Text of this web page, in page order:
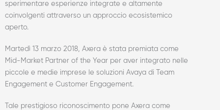
sperimentare esperienze integrate e altamente
coinvolgenti attraverso un approccio ecosistemico
aperto.
Martedì 13 marzo 2018, Axera è stata premiata come
Mid-Market Partner of the Year per aver integrato nelle
piccole e medie imprese le soluzioni Avaya di Team
Engagement e Customer Engagement.
Tale prestigioso riconoscimento pone Axera come